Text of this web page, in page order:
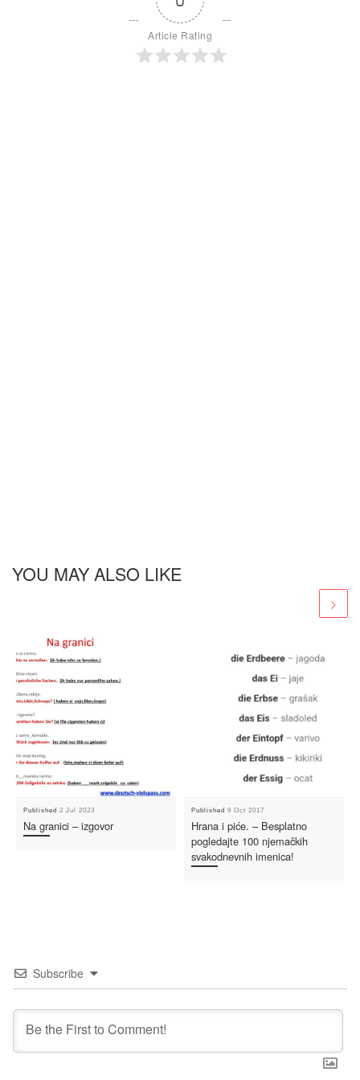
Article Rating
YOU MAY ALSO LIKE
Published2 Jul 2023
Na granici – izgovor
Published9 Oct 2017
Hrana i piće. – Besplatno
pogledajte 100 njemačkih
svakodnevnih imenica!
Subscribe